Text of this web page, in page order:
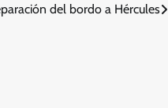
del bordo a Hércules